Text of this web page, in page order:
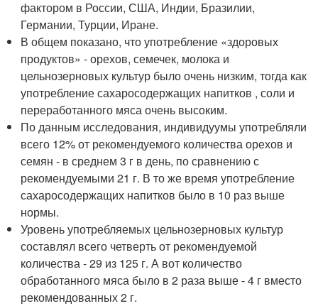
фактором в России, США, Индии, Бразилии,
Германии, Турции, Иране.
В общем показано, что употребление «здоровых
продуктов» - орехов, семечек, молока и
цельнозерновых культур было очень низким, тогда как
употребление сахаросодержащих напитков , соли и
переработанного мяса очень высоким.
По данным исследования, индивидуумы употребляли
всего 12% от рекомендуемого количества орехов и
семян - в среднем 3 г в день, по сравнению с
рекомендуемыми 21 г. В то же время употребление
сахаросодержащих напитков было в 10 раз выше
нормы.
Уровень употребляемых цельнозерновых культур
составлял всего четверть от рекомендуемой
количества - 29 из 125 г. А вот количество
обработанного мяса было в 2 раза выше - 4 г вместо
рекомендованных 2 г.